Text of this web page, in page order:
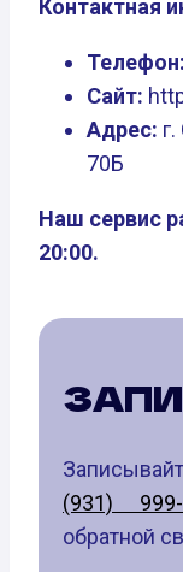
Контактная
Телефон:
Сайт:
Адрес:
70Б
Наш сервис
20:00.
(931) 999-
обратной